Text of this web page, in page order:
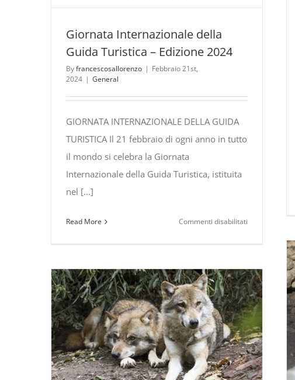
Giornata Internazionale della
Guida Turistica – Edizione 2024
Byfrancescosallorenzo | Febbraio 21st,
2024 | General
GIORNATA INTERNAZIONALE DELLA GUIDA
TURISTICA Il 21 febbraio di ogni anno in tutto
il mondo si celebra la Giornata
Internazionale della Guida Turistica, istituita
nel [...]
Read More Commenti disabilitati
Internazionale
Guida
Turistica
–
Edizione
2024